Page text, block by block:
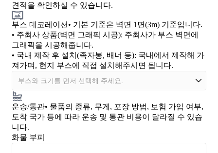
견적을 확인하실 수 있습니다.
부스 데코레이션 • 기본 기준은 벽면 1면(3m) 기준입니다.
• 주최사 상품(벽면 그래픽 시공): 주최사가 부스 벽면에
그래픽을 시공해줍니다.
• 국내 제작 후 설치(족자봉, 배너 등): 국내에서 제작해 가
져가며, 현지 부스에 직접 설치해주시면 됩니다.
운송/통관• 물품의 종류, 무게, 포장 방법, 보험 가입 여부,
도착 국가 등에 따라 운송 및 통관 비용이 달라질 수 있습
니다.
화물 부피